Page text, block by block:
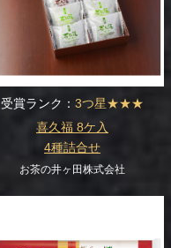
受賞ランク： 3つ星★★★
喜久福 8ケ入
4種詰合せ
お茶の井ヶ田株式会社